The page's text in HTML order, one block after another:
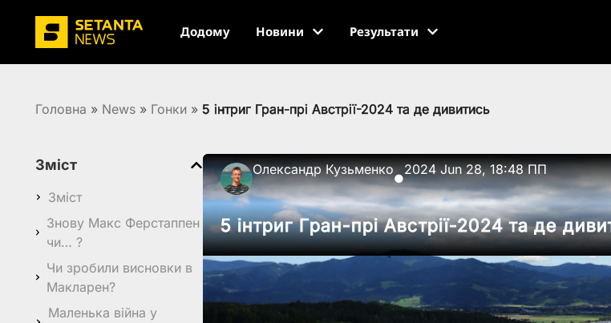
Додому Новини Результати
Головна » News » Гонки » 5 інтриг Гран-прі Австрії-2024 та де дивитись
Зміст
Зміст
Знову Макс Ферстаппен
чи… ?
Чи зробили висновки в
Макларен?
Маленька війна у
Олександр Кузьменко
●
2024 Jun 28, 18:48 ПП
5 інтриг Гран-прі Австрії-2024 та де